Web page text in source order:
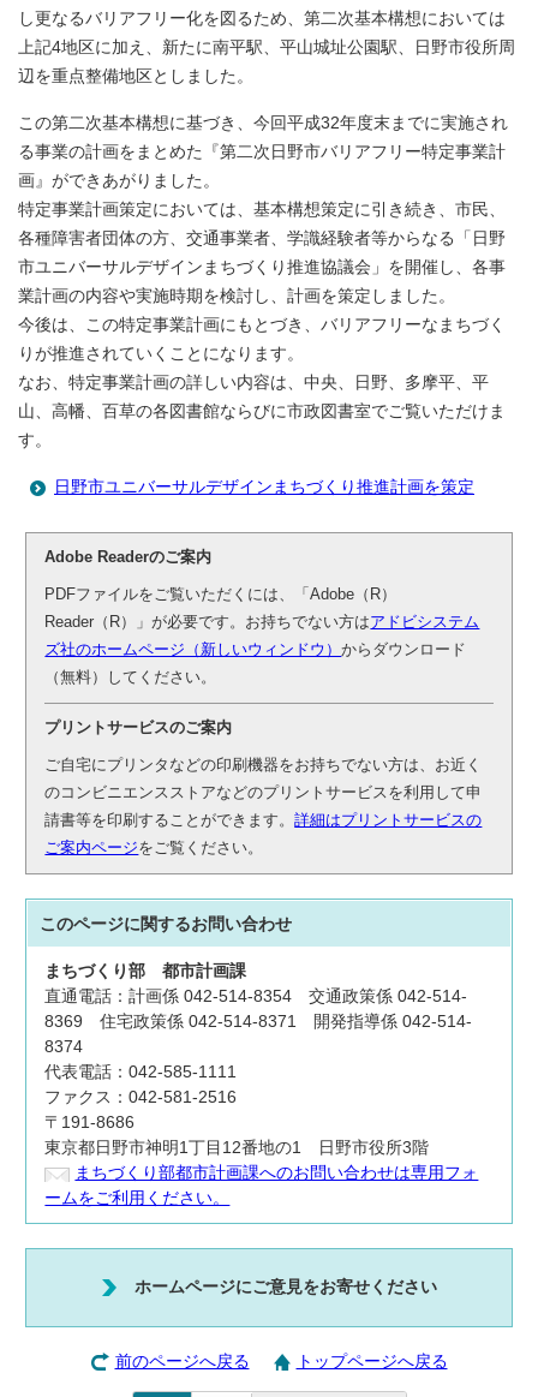
し更なるバリアフリー化を図るため、第二次基本構想においては
上記4地区に加え、新たに南平駅、平山城址公園駅、日野市役所周
辺を重点整備地区としました。
この第二次基本構想に基づき、今回平成32年度末までに実施され
る事業の計画をまとめた『第二次日野市バリアフリー特定事業計
画』ができあがりました。
特定事業計画策定においては、基本構想策定に引き続き、市民、
各種障害者団体の方、交通事業者、学識経験者等からなる「日野
市ユニバーサルデザインまちづくり推進協議会」を開催し、各事
業計画の内容や実施時期を検討し、計画を策定しました。
今後は、この特定事業計画にもとづき、バリアフリーなまちづく
りが推進されていくことになります。
なお、特定事業計画の詳しい内容は、中央、日野、多摩平、平
山、高幡、百草の各図書館ならびに市政図書室でご覧いただけま
す。
日野市ユニバーサルデザインまちづくり推進計画を策定
Adobe Readerのご案内
PDFファイルをご覧いただくには、「Adobe（R）
Reader（R）」が必要です。お持ちでない方はアドビシステム
ズ社のホームページ（新しいウィンドウ）からダウンロード
（無料）してください。
プリントサービスのご案内
ご自宅にプリンタなどの印刷機器をお持ちでない方は、お近く
のコンビニエンスストアなどのプリントサービスを利用して申
請書等を印刷することができます。詳細はプリントサービスの
ご案内ページをご覧ください。
このページに関するお問い合わせ
まちづくり部都市計画課
直通電話：計画係 042-514-8354 交通政策係 042-514-
8369 住宅政策係 042-514-8371 開発指導係 042-514-
8374
代表電話：042-585-1111
ファクス：042-581-2516
〒191-8686
東京都日野市神明1丁目12番地の1 日野市役所3階
まちづくり部都市計画課へのお問い合わせは専用フォ
ームをご利用ください。
ホームページにご意見をお寄せください
前のページへ戻る トップページへ戻る